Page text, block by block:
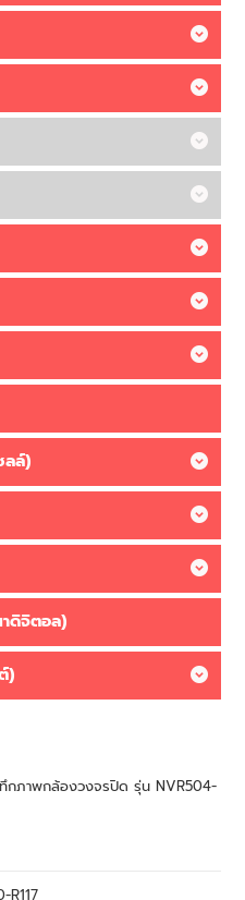
ลล์)
ดิจิตอล)
)
กภาพกล้องวงจรปิด รุ่น NVR504-
R117